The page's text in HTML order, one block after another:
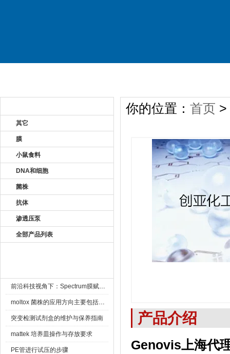
其它
膜
小鼠食料
DNA和细胞
菌株
抗体
渗透压泵
全部产品列表
前沿科技视角下：Spectrum膜赋能精密制造
moltox 菌株的应用方向主要包括以下几个方面
突变检测试剂盒的维护与保养指南
mattek 培养皿操作与存放要求
PE管进行试压的步骤
你的位置： 首页 >
产品介绍
Genovis上海代